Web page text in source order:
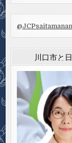
川口市と